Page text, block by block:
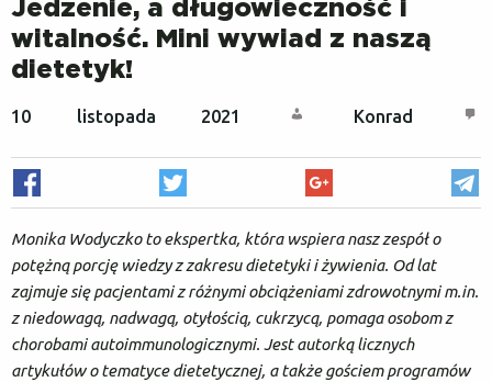
Baza wiedzy
O nas
Czym jest dieta sokowa?
Metoda COLD PRESS
Najczęstsze pytania
Rejestracja / logowanie
Jedzenie, a długowieczność i
witalność. Mini wywiad z naszą
dietetyk!
10 listopada 2021 Konrad
Monika Wodyczko to ekspertka, która wspiera nasz zespół o
potężną porcję wiedzy z zakresu dietetyki i żywienia. Od lat
zajmuje się pacjentami z różnymi obciążeniami zdrowotnymi m.in.
z niedowagą, nadwagą, otyłością, cukrzycą, pomaga osobom z
chorobami autoimmunologicznymi. Jest autorką licznych
artykułów o tematyce dietetycznej, a także gościem programów